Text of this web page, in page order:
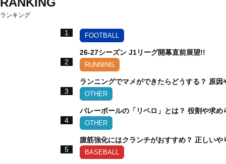
ランキング
1 FOOTBALL
26-27シーズン J1リーグ開幕直前展望!!
2
RUNNING
ランニングでマメができたらどうする？ 原
3
OTHER
バレーボールの「リベロ」とは？ 役割や求め
4
OTHER
腹筋強化にはクランチがおすすめ？ 正しいや
5
BASEBALL